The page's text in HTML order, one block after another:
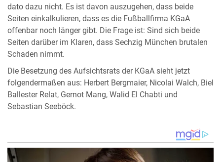
dato dazu nicht. Es ist davon auszugehen, dass beide
Seiten einkalkulieren, dass es die Fußballfirma KGaA
offenbar noch länger gibt. Die Frage ist: Sind sich beide
Seiten darüber im Klaren, dass Sechzig München brutalen
Schaden nimmt.
Die Besetzung des Aufsichtsrats der KGaA sieht jetzt
folgendermaßen aus: Herbert Bergmaier, Nicolai Walch, Biel
Ballester Relat, Gernot Mang, Walid El Chabti und
Sebastian Seeböck.